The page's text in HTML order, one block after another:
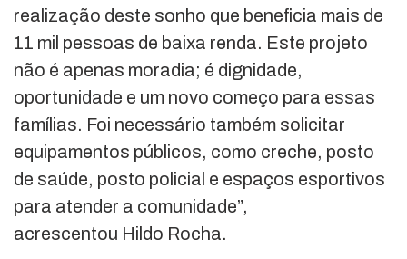
realização deste sonho que beneficia mais de
11 mil pessoas de baixa renda. Este projeto
não é apenas moradia; é dignidade,
oportunidade e um novo começo para essas
famílias. Foi necessário também solicitar
equipamentos públicos, como creche, posto
de saúde, posto policial e espaços esportivos
para atender a comunidade”,
acrescentou Hildo Rocha.